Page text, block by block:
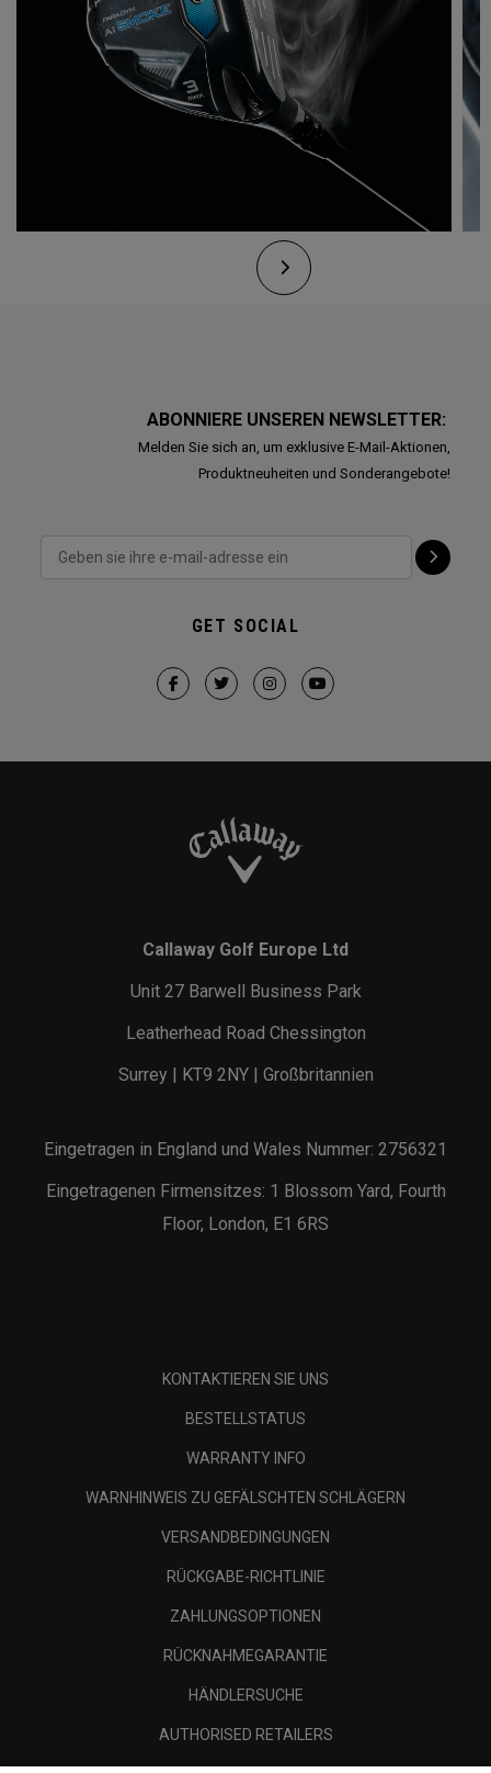
ABONNIERE UNSEREN NEWSLETTER:
Melden Sie sich an, um exklusive E-Mail-Aktionen,
Produktneuheiten und Sonderangebote!
GET SOCIAL
Callaway Golf Europe Ltd
Unit 27 Barwell Business Park
Leatherhead Road Chessington
Surrey | KT9 2NY | Großbritannien
Eingetragen in England und Wales Nummer: 2756321
Eingetragenen Firmensitzes: 1 Blossom Yard, Fourth
Floor, London, E1 6RS
KONTAKTIEREN SIE UNS
BESTELLSTATUS
WARRANTY INFO
WARNHINWEIS ZU GEFÄLSCHTEN SCHLÄGERN
VERSANDBEDINGUNGEN
RÜCKGABE-RICHTLINIE
ZAHLUNGSOPTIONEN
RÜCKNAHMEGARANTIE
HÄNDLERSUCHE
AUTHORISED RETAILERS